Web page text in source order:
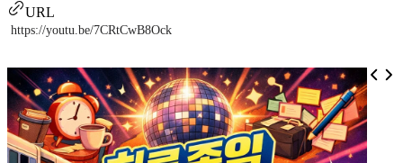
URL
https://youtu.be/7CRtCwB8Ock